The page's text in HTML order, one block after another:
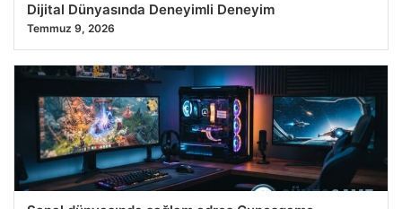
Dijital Dünyasında Deneyimli Deneyim
Temmuz 9, 2026